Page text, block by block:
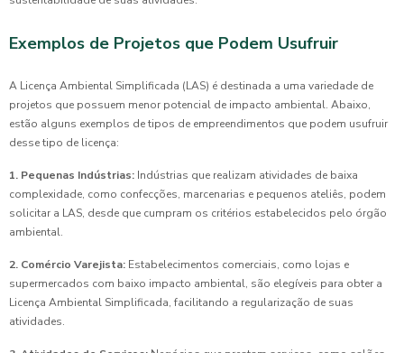
Exemplos de Projetos que Podem Usufruir
A Licença Ambiental Simplificada (LAS) é destinada a uma variedade de
projetos que possuem menor potencial de impacto ambiental. Abaixo,
estão alguns exemplos de tipos de empreendimentos que podem usufruir
desse tipo de licença:
1. Pequenas Indústrias: Indústrias que realizam atividades de baixa
complexidade, como confecções, marcenarias e pequenos ateliês, podem
solicitar a LAS, desde que cumpram os critérios estabelecidos pelo órgão
ambiental.
2. Comércio Varejista: Estabelecimentos comerciais, como lojas e
supermercados com baixo impacto ambiental, são elegíveis para obter a
Licença Ambiental Simplificada, facilitando a regularização de suas
atividades.